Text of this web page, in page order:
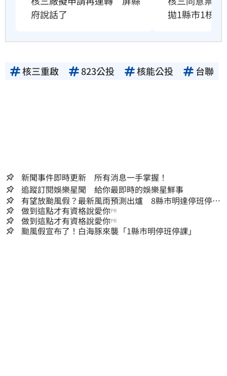
府說話了
拋1縣市1核電
核三重啟 823公投 核能公投 台聯
新聞事件即時更新 所有消息一手掌握！
追蹤訂閱娛樂星聞 給你最即時的娛樂星鮮事
有望放颱風假？最新風雨預測出爐 8縣市明達停班停課
標準
做到這點才有資格說愛你PR
做到這點才有資格說愛你PR
颱風假宣布了！白海豚來襲「1縣市明停班停課」